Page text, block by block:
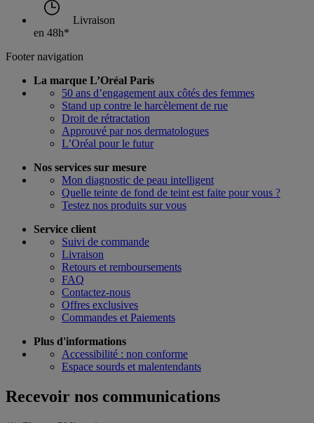
Livraison
en 48h*
Footer navigation
La marque L’Oréal Paris
50 ans d’engagement aux côtés des femmes
Stand up contre le harcèlement de rue
Droit de rétractation
Approuvé par nos dermatologues
L’Oréal pour le futur
Nos services sur mesure
Mon diagnostic de peau intelligent
Quelle teinte de fond de teint est faite pour vous ?
Testez nos produits sur vous
Service client
Suivi de commande
Livraison
Retours et remboursements
FAQ
Contactez-nous
Offres exclusives
Commandes et Paiements
Plus d'informations
Accessibilité : non conforme
Espace sourds et malentendants
Recevoir nos communications